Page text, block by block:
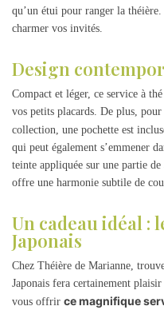
qu’un étui pour ranger la
charmer vos invités.
Design
Compact et léger, ce service à
vos petits placards. De plus,
collection, une pochette est
qui peut également s’emmener
teinte appliquée sur une partie de
offre une harmonie subtile de
Un cadeau idéal :
Japonais
Chez Théière de Marianne,
Japonais fera certainement
vous offrir ce magnifique